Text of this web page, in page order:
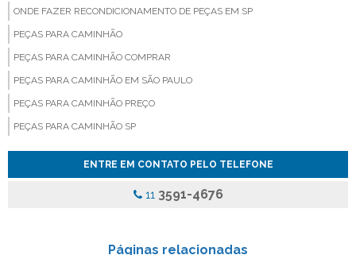
ONDE FAZER RECONDICIONAMENTO DE PEÇAS EM SP
PEÇAS PARA CAMINHÃO
PEÇAS PARA CAMINHÃO COMPRAR
PEÇAS PARA CAMINHÃO EM SÃO PAULO
PEÇAS PARA CAMINHÃO PREÇO
PEÇAS PARA CAMINHÃO SP
PEÇAS PARA CAMINHÃO VALOR
ENTRE EM CONTATO PELO TELEFONE
11 3591-4676
Páginas relacionadas